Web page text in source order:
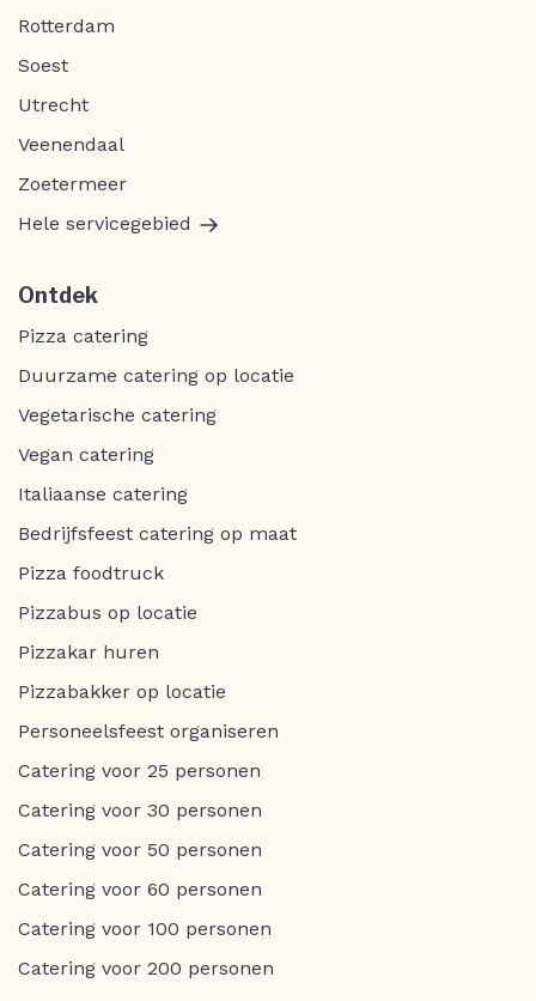
Rotterdam
Soest
Utrecht
Veenendaal
Zoetermeer
Hele servicegebied
Ontdek
Pizza catering
Duurzame catering op locatie
Vegetarische catering
Vegan catering
Italiaanse catering
Bedrijfsfeest catering op maat
Pizza foodtruck
Pizzabus op locatie
Pizzakar huren
Pizzabakker op locatie
Personeelsfeest organiseren
Catering voor 25 personen
Catering voor 30 personen
Catering voor 50 personen
Catering voor 60 personen
Catering voor 100 personen
Catering voor 200 personen